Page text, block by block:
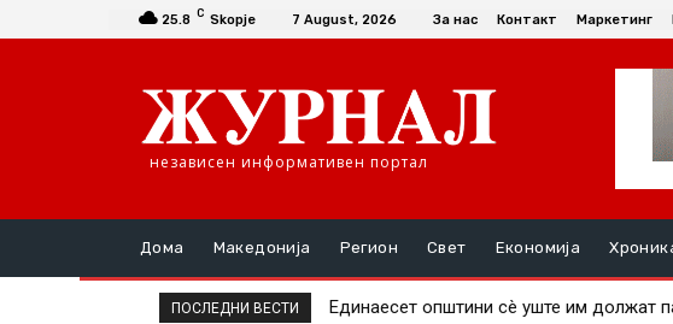
25.8 C Skopje 7 August, 2026 За нас Контакт Маркетинг
независен информативен портал
Дома Македонија Регион Свет Економија
ПОСЛЕДНИ ВЕСТИ Единаесет општини сè уште им должат
Повторно скок на цената на златото